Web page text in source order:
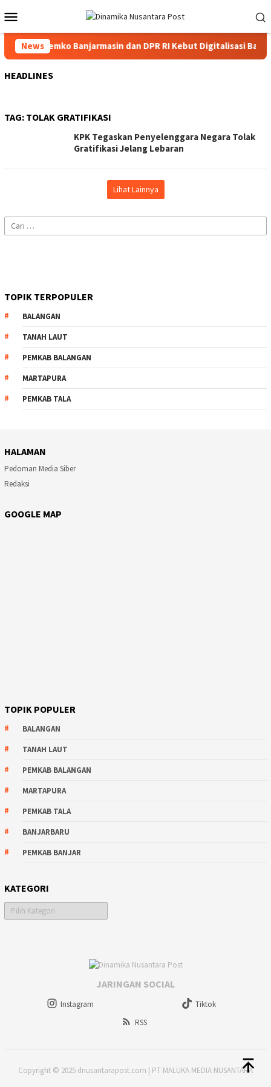
ke
kontenMobile
NewsPemko Banjarmasin dan DPR RI Kebut Digitalisasi Bansos
HEADLINES
TAG: TOLAK GRATIFIKASI
KPK Tegaskan Penyelenggara Negara Tolak
Gratifikasi Jelang Lebaran
Lihat Lainnya
Cari
untuk:
TOPIK TERPOPULER
BALANGAN
TANAH LAUT
PEMKAB BALANGAN
MARTAPURA
PEMKAB TALA
HALAMAN
Pedoman Media Siber
Redaksi
GOOGLE MAP
TOPIK POPULER
BALANGAN
TANAH LAUT
PEMKAB BALANGAN
MARTAPURA
PEMKAB TALA
BANJARBARU
PEMKAB BANJAR
KATEGORI
Kategori
JARINGAN SOCIAL
Instagram
Tiktok
RSS
Copyright © 2025 dnusantarapost.com | PT MALUKA MEDIA NUSANTARA